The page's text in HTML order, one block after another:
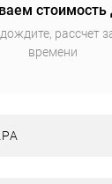
стоимость
рассчет
времени